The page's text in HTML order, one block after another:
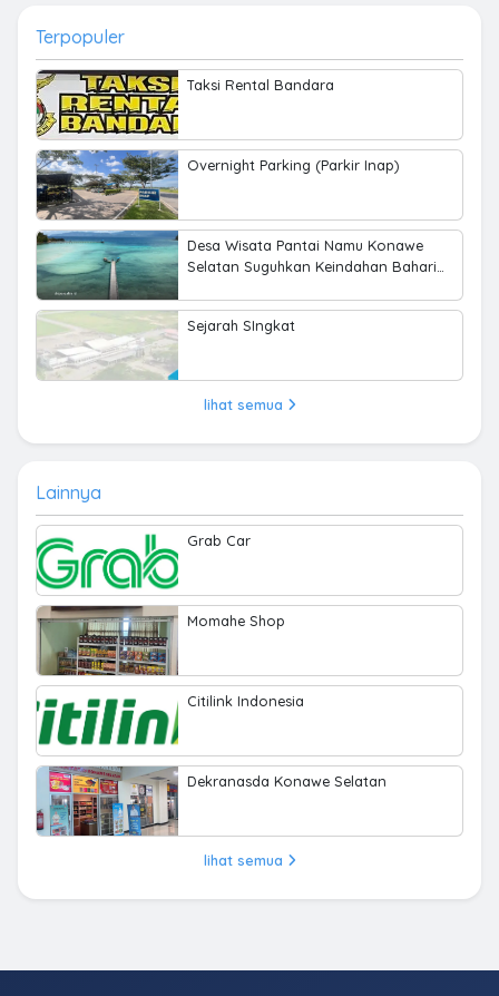
Terpopuler
Taksi Rental Bandara
Overnight Parking (Parkir Inap)
Desa Wisata Pantai Namu Konawe
Selatan Suguhkan Keindahan Bahari
Sejarah SIngkat
lihat semua
Lainnya
Grab Car
Momahe Shop
Citilink Indonesia
Dekranasda Konawe Selatan
lihat semua